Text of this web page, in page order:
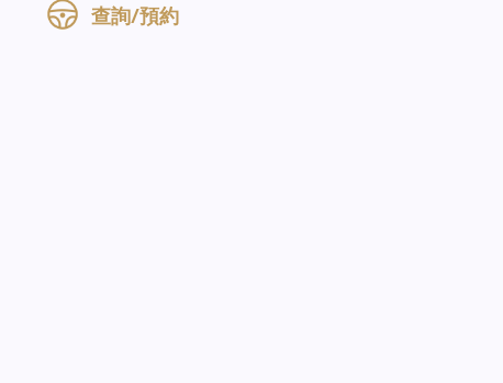
查詢/預約